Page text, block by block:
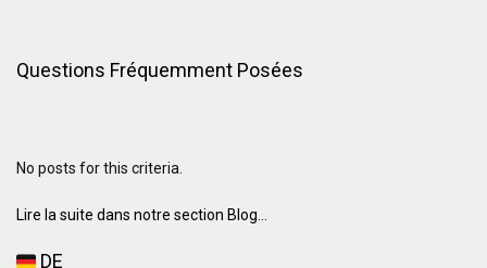
Questions Fréquemment Posées
No posts for this criteria.
Lire la suite dans notre section Blog...
DE